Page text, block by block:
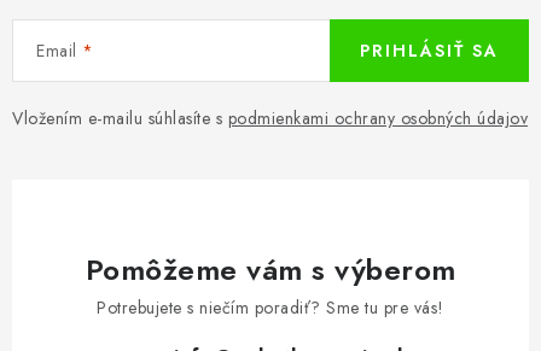
Email
Vložením e-mailu súhlasíte s podmienkami ochrany osobných údajov
PRIHLÁSIŤ SA
Pomôžeme vám s výberom
Potrebujete s niečím poradiť? Sme tu pre vás!